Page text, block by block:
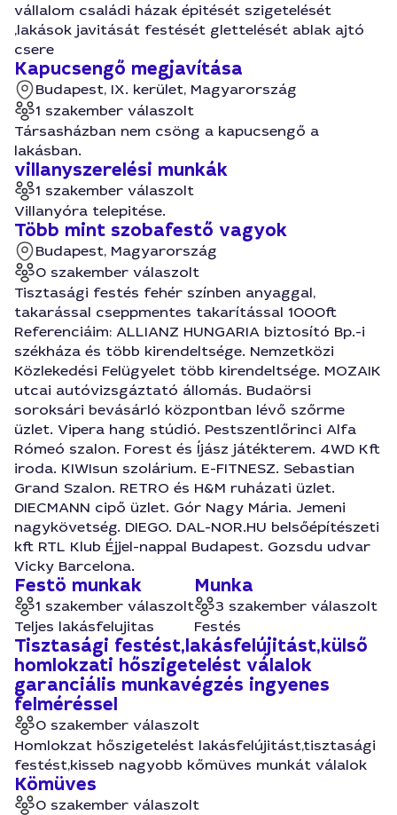
vállalom családi házak épitését szigetelését
,lakások javitását festését glettelését ablak ajtó
csere
Kapucsengő megjavítása
Budapest, IX. kerület, Magyarország
1 szakember válaszolt
Társasházban nem csöng a kapucsengő a
lakásban.
villanyszerelési munkák
1 szakember válaszolt
Villanyóra telepitése.
Több mint szobafestő vagyok
Budapest, Magyarország
0 szakember válaszolt
Tisztasági festés fehér színben anyaggal,
takarással cseppmentes takarítással 1000ft
Referenciáim: ALLIANZ HUNGARIA biztosító Bp.-i
székháza és több kirendeltsége. Nemzetközi
Közlekedési Felügyelet több kirendeltsége. MOZAIK
utcai autóvizsgáztató állomás. Budaörsi
soroksári bevásárló központban lévő szőrme
üzlet. Vipera hang stúdió. Pestszentlőrinci Alfa
Rómeó szalon. Forest és Íjász játékterem. 4WD Kft
iroda. KIWIsun szolárium. E-FITNESZ. Sebastian
Grand Szalon. RETRO és H&M ruházati üzlet.
DIECMANN cipő üzlet. Gór Nagy Mária. Jemeni
nagykövetség. DIEGO. DAL-NOR.HU belsőépítészeti
kft RTL Klub Éjjel-nappal Budapest. Gozsdu udvar
Vicky Barcelona.
Festö munkak
1 szakember válaszolt
Teljes lakásfelujitas
Munka
3 szakember válaszolt
Festés
Tisztasági festést,lakásfelújitást,külső
homlokzati hőszigetelést válalok
garanciális munkavégzés ingyenes
felméréssel
0 szakember válaszolt
Homlokzat hőszigetelést lakásfelújitást,tisztasági
festést,kisseb nagyobb kőmüves munkát válalok
Kömüves
0 szakember válaszolt